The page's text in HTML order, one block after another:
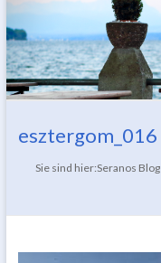
esztergom_016
Sie sind hier:Seranos Blog